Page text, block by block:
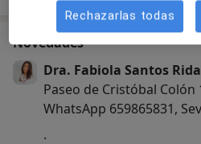
Novedades
Dra. Fabiola Santos
Paseo de Cristóbal Colón
WhatsApp 659865831,
.
Rechazarlas todas